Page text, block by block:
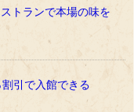
トランで本場の味を
引で入館できる